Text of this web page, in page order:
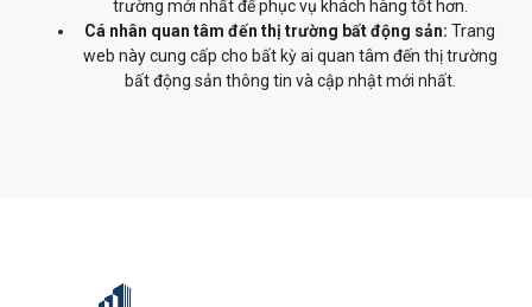
trường mới nhất để phục vụ khách hàng tốt hơn.
Cá nhân quan tâm đến thị trường bất động sản: Trang
web này cung cấp cho bất kỳ ai quan tâm đến thị trường
bất động sản thông tin và cập nhật mới nhất.